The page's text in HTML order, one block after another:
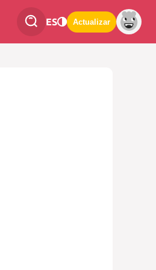
ES Actualizar